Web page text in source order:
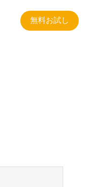
無料お試し